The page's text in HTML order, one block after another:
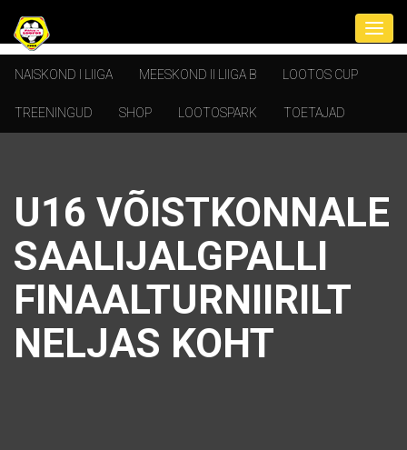
NAISKOND I LIIGA MEESKOND II LIIGA B LOOTOS CUP
TREENINGUD SHOP LOOTOSPARK TOETAJAD
U16 VÕISTKONNALE
SAALIJALGPALLI
FINAALTURNIIRILT
NELJAS KOHT